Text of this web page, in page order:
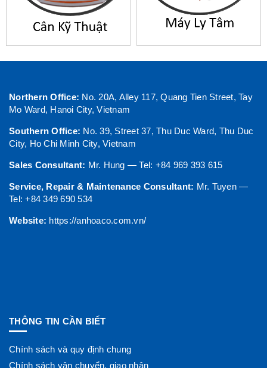
Northern Office: No. 20A, Alley 117, Quang Tien Street, Tay
Mo Ward, Hanoi City, Vietnam
Southern Office: No. 39, Street 37, Thu Duc Ward, Thu Duc
City, Ho Chi Minh City, Vietnam
Sales Consultant: Mr. Hung — Tel: +84 969 393 615
Service, Repair & Maintenance Consultant: Mr. Tuyen —
Tel: +84 349 690 534
Website: https://anhoaco.com.vn/
THÔNG TIN CẦN BIẾT
Chính sách và quy định chung
Chính sách vận chuyển, giao nhận